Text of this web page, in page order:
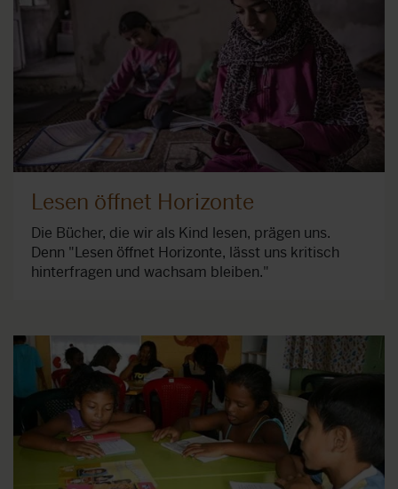
Lesen öffnet Horizonte
Die Bücher, die wir als Kind lesen, prägen uns.
Denn "Lesen öffnet Horizonte, lässt uns kritisch
hinterfragen und wachsam bleiben."